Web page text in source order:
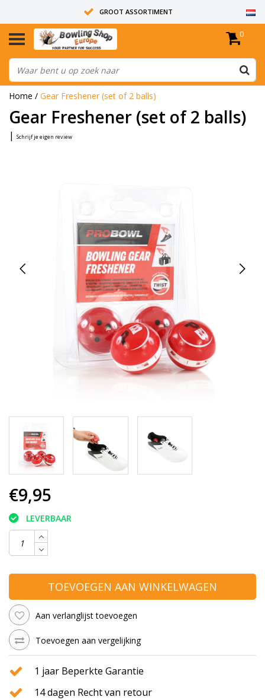
GROOT ASSORTIMENT
14 DAGEN RETOUR RECHT
ALLE BOWLINGBALLEN ZIJN ONGEBOORD
0
Home / Gear Freshener (set of 2 balls)
Gear Freshener (set of 2 balls)
| Schrijf je eigen review
€9,95
LEVERBAAR
TOEVOEGEN AAN WINKELWAGEN
Aan verlanglijst toevoegen
Toevoegen aan vergelijking
1 jaar Beperkte Garantie
14 dagen Recht van retour